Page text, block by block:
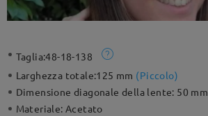
Taglia:48-18-138
Larghezza totale:125 mm (Piccolo)
Dimensione diagonale della lente: 50 mm
Materiale:Acetato